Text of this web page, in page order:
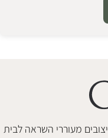
מעוררי השראה לבית